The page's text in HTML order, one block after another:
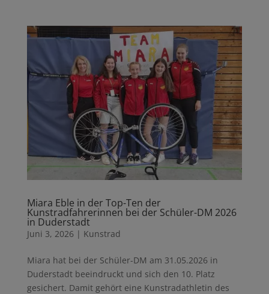
Miara Eble in der Top-Ten der
Kunstradfahrerinnen bei der Schüler-DM 2026
in Duderstadt
Juni 3, 2026 | Kunstrad
Miara hat bei der Schüler-DM am 31.05.2026 in
Duderstadt beeindruckt und sich den 10. Platz
gesichert. Damit gehört eine Kunstradathletin des